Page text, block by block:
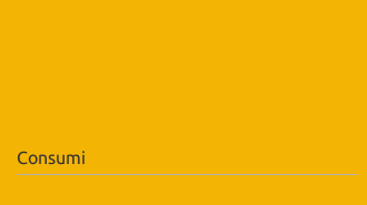
Consumi
scelte
in